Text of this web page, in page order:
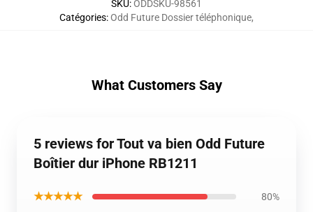
SKU:ODDSKU-98561
Catégories:Odd Future Dossier téléphonique,
What Customers Say
5 reviews for Tout va bien Odd Future
Boîtier dur iPhone RB1211
★★★★★ 80%